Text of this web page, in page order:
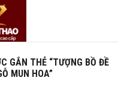
GẮN THẺ “TƯỢNG BỒ ĐỀ
MUN HOA”